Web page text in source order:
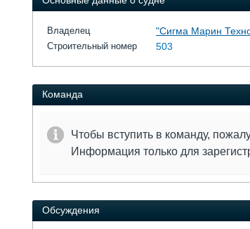
Владелец "Сигма Марин
Строительный номер 503
Команда
Чтобы вступить в команду,
Информация только для
Обсуждения